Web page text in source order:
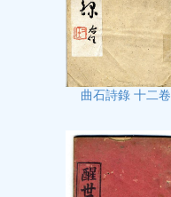
曲石詩錄 十二卷